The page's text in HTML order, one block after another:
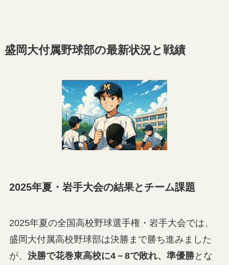
盛岡大付属野球部の最新状況と戦績
2025年夏・岩手大会の結果とチーム課題
2025年夏の全国高校野球選手権・岩手大会では、
盛岡大付属高校野球部は決勝まで勝ち進みました
が、 決勝で花巻東高校に4－8で敗れ、準優勝とな